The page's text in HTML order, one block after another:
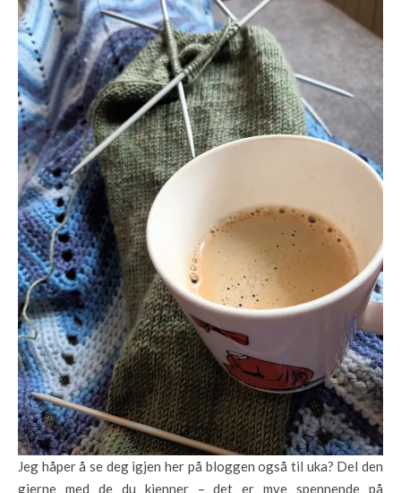
Jeg håper å se deg igjen her på bloggen også til uka? Del den
gjerne med de du kjenner – det er mye spennende på